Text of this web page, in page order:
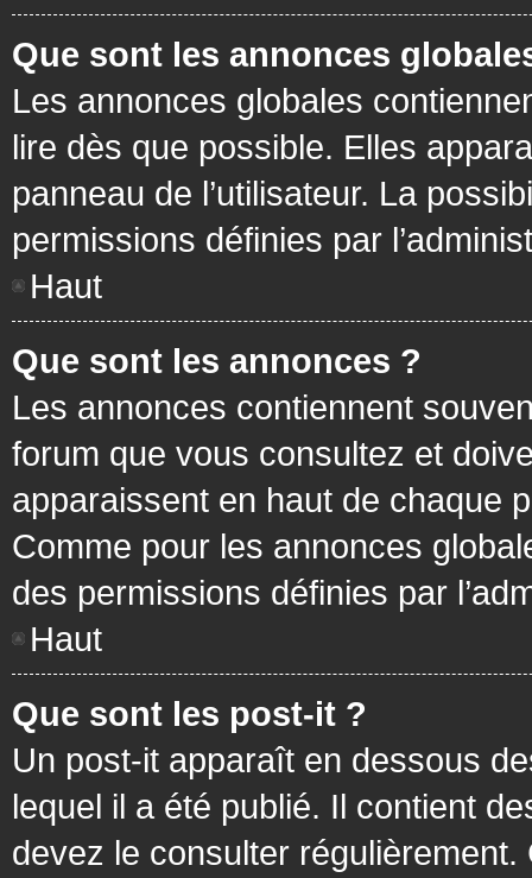
Que sont les annonces
Les annonces globales
lire dès que possible. Elles
panneau de l’utilisateur. La
permissions définies par
Haut
Que sont les annonces ?
Les annonces contiennent
forum que vous consultez et
apparaissent en haut de chaque
Comme pour les annonces
des permissions définies par
Haut
Que sont les post-it ?
Un post-it apparaît en dessous
lequel il a été publié. Il contient
devez le consulter